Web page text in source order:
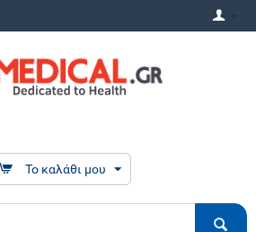
Το καλάθι μου